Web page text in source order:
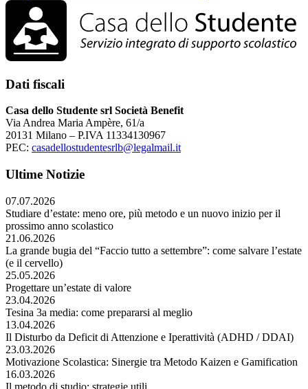
Dati fiscali
Casa dello Studente srl Società Benefit
Via Andrea Maria Ampère, 61/a
20131 Milano – P.IVA 11334130967
PEC: casadellostudentesrlb@legalmail.it
Ultime Notizie
07.07.2026
Studiare d’estate: meno ore, più metodo e un nuovo inizio per il
prossimo anno scolastico
21.06.2026
La grande bugia del “Faccio tutto a settembre”: come salvare l’estate
(e il cervello)
25.05.2026
Progettare un’estate di valore
23.04.2026
Tesina 3a media: come prepararsi al meglio
13.04.2026
Il Disturbo da Deficit di Attenzione e Iperattività (ADHD / DDAI)
23.03.2026
Motivazione Scolastica: Sinergie tra Metodo Kaizen e Gamification
16.03.2026
Il metodo di studio: strategie utili